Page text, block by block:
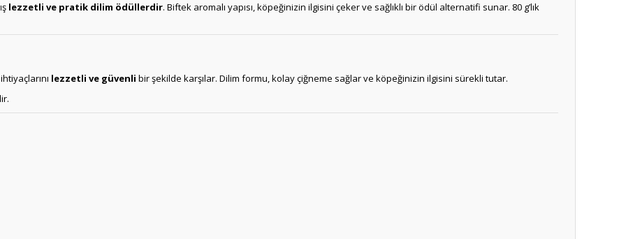
lezzetli ve pratik dilim ödüllerdir. Biftek aromalı yapısı, köpeğinizin ilgisini çeker ve sağlıklı bir ödül alternatifi sunar. 80 g’lık
lezzetli ve güvenli bir şekilde karşılar. Dilim formu, kolay çiğneme sağlar ve köpeğinizin ilgisini sürekli tutar.